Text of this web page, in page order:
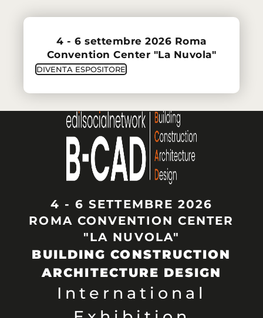
4 - 6 settembre 2026 Roma
Convention Center "La Nuvola"
DIVENTA ESPOSITORE
4 - 6 SETTEMBRE 2026
ROMA CONVENTION CENTER
"LA NUVOLA"
BUILDING CONSTRUCTION
ARCHITECTURE DESIGN
International